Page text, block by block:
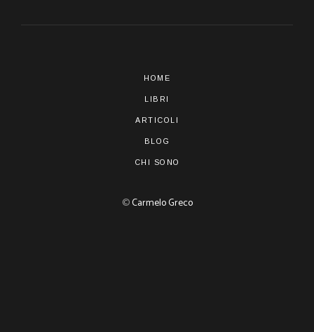
HOME
LIBRI
ARTICOLI
BLOG
CHI SONO
©Carmelo Greco